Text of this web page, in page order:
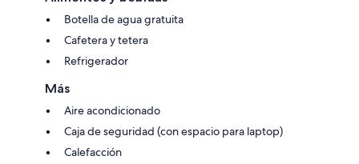
Botella de agua gratuita
Cafetera y tetera
Refrigerador
Más
Aire acondicionado
Caja de seguridad (con espacio para laptop)
Calefacción